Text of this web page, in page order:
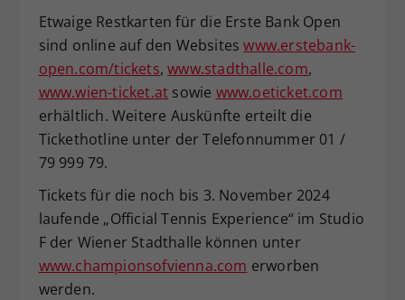
Etwaige Restkarten für die Erste Bank Open
sind online auf den Websiteswww.erstebank-
open.com/tickets,www.stadthalle.com,
www.wien-ticket.at sowie www.oeticket.com
erhältlich. Weitere Auskünfte erteilt die
Tickethotline unter der Telefonnummer 01 /
79 999 79.
Tickets für die noch bis 3. November 2024
laufende „Official Tennis Experience“ im Studio
F der Wiener Stadthalle können unter
www.championsofvienna.com erworben
werden.